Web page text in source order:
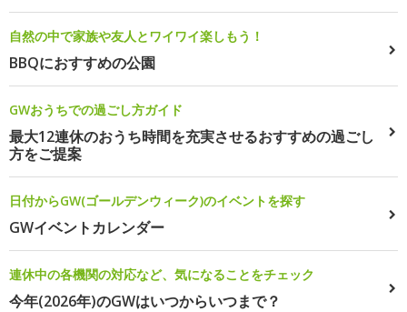
自然の中で家族や友人とワイワイ楽しもう！
BBQにおすすめの公園
GWおうちでの過ごし方ガイド
最大12連休のおうち時間を充実させるおすすめの過ごし
方をご提案
日付からGW(ゴールデンウィーク)のイベントを探す
GWイベントカレンダー
連休中の各機関の対応など、気になることをチェック
今年(2026年)のGWはいつからいつまで？